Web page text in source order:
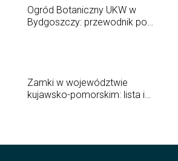
Ogród Botaniczny UKW w
Bydgoszczy: przewodnik po
Zamki w województwie
kujawsko-pomorskim: lista i